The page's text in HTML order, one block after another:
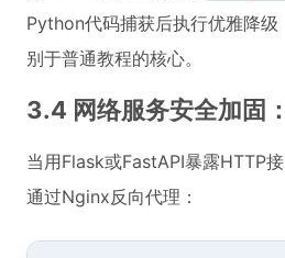
Python代码捕获后执行优雅降级
别于普通教程的核心。
3.4 网络服务安全加固
当用Flask或FastAPI暴露HTTP接
通过Nginx反向代理：